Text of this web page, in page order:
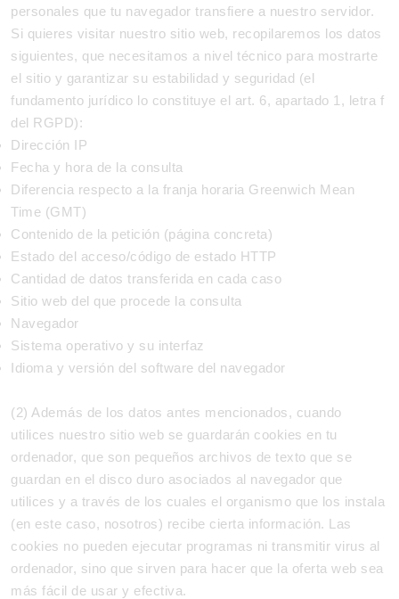
personales que tu navegador transfiere a nuestro servidor.
Si quieres visitar nuestro sitio web, recopilaremos los datos
siguientes, que necesitamos a nivel técnico para mostrarte
el sitio y garantizar su estabilidad y seguridad (el
fundamento jurídico lo constituye el art. 6, apartado 1, letra f
del RGPD):
Dirección IP
Fecha y hora de la consulta
Diferencia respecto a la franja horaria Greenwich Mean
Time (GMT)
Contenido de la petición (página concreta)
Estado del acceso/código de estado HTTP
Cantidad de datos transferida en cada caso
Sitio web del que procede la consulta
Navegador
Sistema operativo y su interfaz
Idioma y versión del software del navegador
(2) Además de los datos antes mencionados, cuando
utilices nuestro sitio web se guardarán cookies en tu
ordenador, que son pequeños archivos de texto que se
guardan en el disco duro asociados al navegador que
utilices y a través de los cuales el organismo que los instala
(en este caso, nosotros) recibe cierta información. Las
cookies no pueden ejecutar programas ni transmitir virus al
ordenador, sino que sirven para hacer que la oferta web sea
más fácil de usar y efectiva.